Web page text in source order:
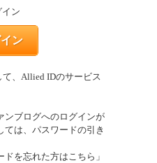
ン
ン
、Allied IDのサービス
ンブログへのログインが
ては、パスワードの引き
を忘れた方はこちら」